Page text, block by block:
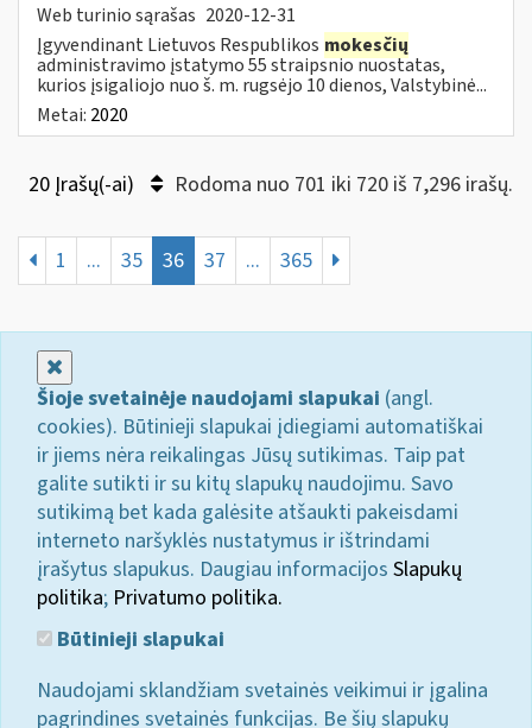
Web turinio sąrašas 2020-12-31
Įgyvendinant Lietuvos Respublikos mokesčių
administravimo įstatymo 55 straipsnio nuostatas,
kurios įsigaliojo nuo š. m. rugsėjo 10 dienos, Valstybinė...
Metai: 2020
20 Įrašų(-ai) Rodoma nuo 701 iki 720 iš 7,296 irašų.
1 ... 35 36 37 ... 365
Šioje svetainėje naudojami slapukai (angl.
cookies). Būtinieji slapukai įdiegiami automatiškai
ir jiems nėra reikalingas Jūsų sutikimas. Taip pat
galite sutikti ir su kitų slapukų naudojimu. Savo
sutikimą bet kada galėsite atšaukti pakeisdami
interneto naršyklės nustatymus ir ištrindami
įrašytus slapukus. Daugiau informacijos Slapukų
politika; Privatumo politika.
Būtinieji slapukai
Naudojami sklandžiam svetainės veikimui ir įgalina
pagrindines svetainės funkcijas. Be šių slapukų